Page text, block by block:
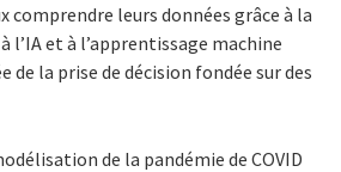
comprendre leurs données grâce à la
l’IA et à l’apprentissage machine
de la prise de décision fondée sur des
de la pandémie de COVID